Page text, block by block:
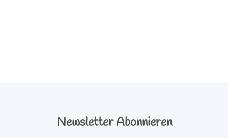
Newsletter Abonnieren